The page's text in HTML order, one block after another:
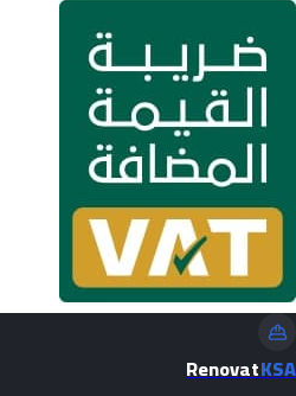
RenovatKSA